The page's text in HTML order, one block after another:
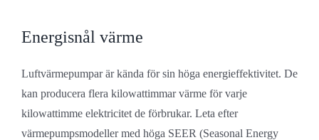
Energisnål värme
Luftvärmepumpar är kända för sin höga energieffektivitet. De
kan producera flera kilowattimmar värme för varje
kilowattimme elektricitet de förbrukar. Leta efter
värmepumpsmodeller med höga SEER (Seasonal Energy